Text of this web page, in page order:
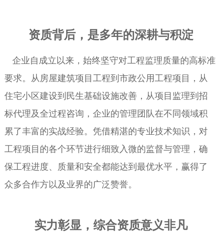
资质背后，是多年的深耕与积淀
企业自成立以来，始终坚守对工程监理质量的高标准
要求。从房屋建筑项目工程到市政公用工程项目，从
住宅小区建设到民生基础设施改善，从项目监理到招
标代理及全过程咨询，企业的管理团队在不同领域积
累了丰富的实战经验。凭借精湛的专业技术知识，对
工程项目的各个环节进行细致入微的监督与管理，确
保工程进度、质量和安全都能达到最优水平，赢得了
众多合作方以及业界的广泛赞誉。
实力彰显，综合资质意义非凡